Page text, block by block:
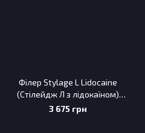
Філер Stylage L Lidocaine
(Стілейдж Л з лідокаїном)
1х1мл
3 675 грн